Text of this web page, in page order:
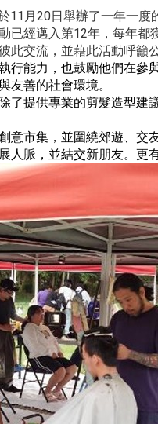
11月20日舉辦了一年一
已經邁入第12年，每年
交流，並藉此活動呼籲
行能力，也鼓勵他們在
友善的社會環境。
了提供專業的剪髮造型
意市集，並圍繞郊遊、
脈，並結交新朋友。更